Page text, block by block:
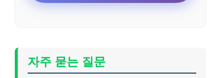
자주 묻는 질문